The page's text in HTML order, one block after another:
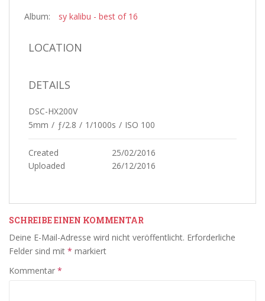
Album: sy kalibu - best of 16
LOCATION
DETAILS
DSC-HX200V
5mm / ƒ/2.8 / 1/1000s / ISO 100
Created
25/02/2016
Uploaded
26/12/2016
SCHREIBE EINEN KOMMENTAR
Deine E-Mail-Adresse wird nicht veröffentlicht. Erforderliche
Felder sind mit * markiert
Kommentar *